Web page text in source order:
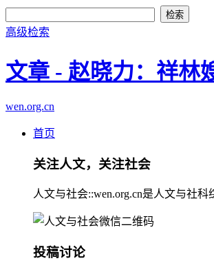
高级检索
文章 - 赵晓力：祥林
wen.org.cn
首页
关注人文，关注社会
人文与社会::wen.org.cn是人文与社
投稿讨论